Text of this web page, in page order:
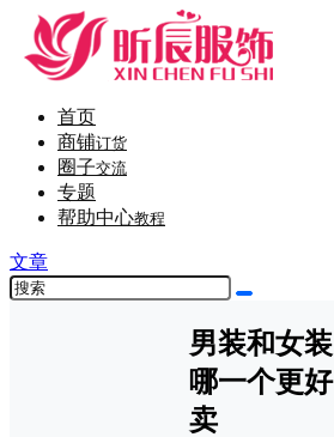
首页
商铺订货
圈子交流
专题
帮助中心教程
文章
男装和女装
哪一个更好
卖